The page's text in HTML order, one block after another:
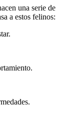
una serie de
a estos felinos: